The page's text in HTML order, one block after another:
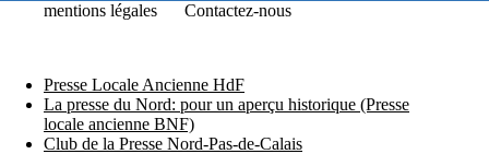
mentions légales Contactez-nous
Presse Locale Ancienne HdF
La presse du Nord: pour un aperçu historique (Presse
locale ancienne BNF)
Club de la Presse Nord-Pas-de-Calais